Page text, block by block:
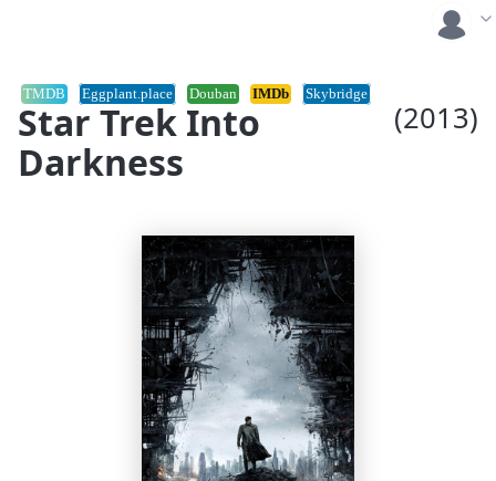
Star Trek Into
Darkness
(2013)
TMDB Eggplant.place Douban IMDb Skybridge